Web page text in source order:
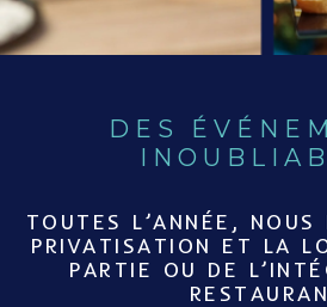
DES
TOUTES L’ANNÉE, NOUS
PRIVATISATION ET LA
PARTIE OU DE